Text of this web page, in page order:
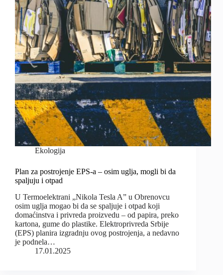
Ekologija
Plan za postrojenje EPS-a – osim uglja, mogli bi da
spaljuju i otpad
U Termoelektrani „Nikola Tesla A” u Obrenovcu
osim uglja mogao bi da se spaljuje i otpad koji
domaćinstva i privreda proizvedu – od papira, preko
kartona, gume do plastike. Elektroprivreda Srbije
(EPS) planira izgradnju ovog postrojenja, a nedavno
je podnela…
17.01.2025